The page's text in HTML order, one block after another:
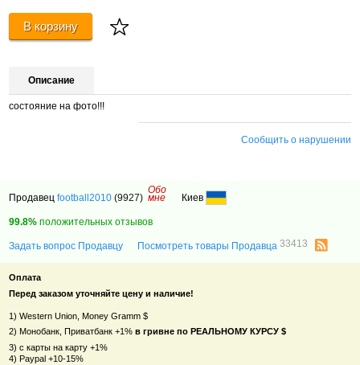
В корзину
Описание
состояние на фото!!!
Сообщить о нарушении
Продавецfootball2010 (9927)
Обо
мне Киев
99.8% положительных отзывов
Задать вопрос Продавцу Посмотреть товары Продавца33413
Оплата
Перед заказом уточняйте цену и наличие!
1) Western Union, Money Gramm $
2) Монобанк, Приватбанк +1%в гривне по РЕАЛЬНОМУ КУРСУ $
3) с карты на карту +1%
4) Paypal +10-15%